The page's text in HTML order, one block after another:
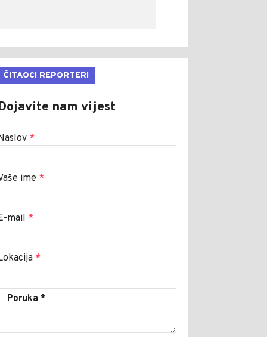
ČITAOCI REPORTERI
nam vijest
*
ime *
mail *
*